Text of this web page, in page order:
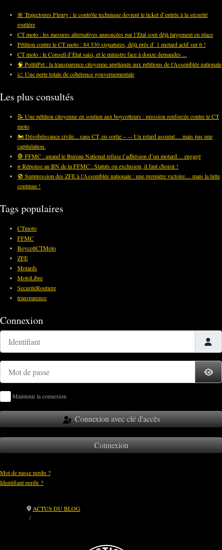
🚨 Trajectoires Fleury : le contrôle technique devient le ticket d’entrée à la sécurité
routière
CT moto : les mesures alternatives annoncées par l’État sont déjà largement en place
Pétition contre le CT moto : 84 530 signatures, déjà près d’ 1 motard actif sur 6 !
CT moto : le Conseil d’État saisi, et le ministre face à douze demandes ...
🧠 PolitiPet : la transparence citoyenne appliquée aux pétitions de l’Assemblée nationale
📈 Une perte totale de cohérence gouvernementale
Les plus consultés
📝 Une pétition citoyenne en soutien aux boycotteurs : pression renforcée contre le CT
moto
🏍️ Désobéissance civile... sans CT, en sortie -- -- Un retard assumé… mais pas une
capitulation.
🛑 FFMC : quand le Bureau National refuse l’adhésion d’un motard… engagé
✊ Réponse au BN de la FFMC : Statuts ou exclusion, il faut choisir !
🚫 Suppression des ZFE à l’Assemblée nationale : une première victoire… mais la lutte
continue !
Tags populaires
CTmoto
FFMC
BoycottCTMoto
ZFE
Motards
MotoLibre
SecuriteRoutiere
transparence
Connexion
Identifiant
Mot de passe
Maintenir la connexion
Connexion avec clé d'accès
Connexion
Mot de passe perdu ?
Identifiant perdu ?
ACTUS DU BLOG